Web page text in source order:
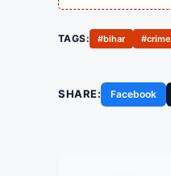
TAGS: #bihar #crime
SHARE: Facebook